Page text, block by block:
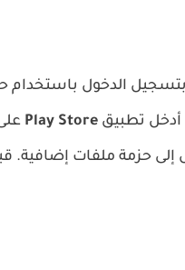
بتسجيل الدخول
أدخل تطبيق Play Store
حزمة ملفات إضافية.